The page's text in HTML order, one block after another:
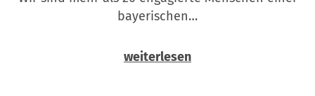
bayerischen…
weiterlesen